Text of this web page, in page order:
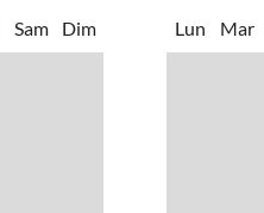
Sam Dim Lun Mar